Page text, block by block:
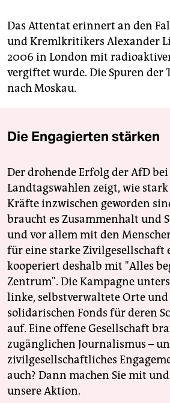
Das Attentat erinnert an den
und Kremlkritikers Alexander
2006 in London mit
vergiftet wurde. Die Spuren der
nach Moskau.
Die Engagierten stärken
Der drohende Erfolg der AfD
Landtagswahlen zeigt, wie
Kräfte inzwischen geworden
braucht es Zusammenhalt und
und vor allem mit den
für eine starke Zivilgesellschaft
kooperiert deshalb mit "Alles
Zentrum". Die Kampagne
linke, selbstverwaltete Orte
solidarischen Fonds für deren
auf. Eine offene Gesellschaft
zugänglichen Journalismus –
zivilgesellschaftliches
auch? Dann machen Sie mit
unsere Aktion.